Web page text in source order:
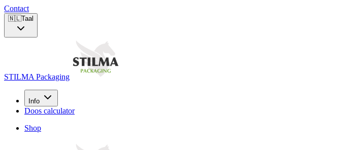
Contact
🇳🇱Taal
STILMA Packaging
Info
Doos calculator
Shop